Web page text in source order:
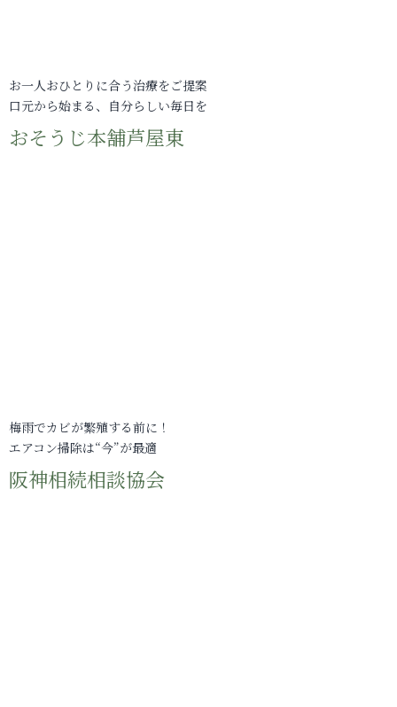
お一人おひとりに合う治療をご提案
口元から始まる、自分らしい毎日を
おそうじ本舗芦屋東
梅雨でカビが繁殖する前に！
エアコン掃除は“今”が最適
阪神相続相談協会